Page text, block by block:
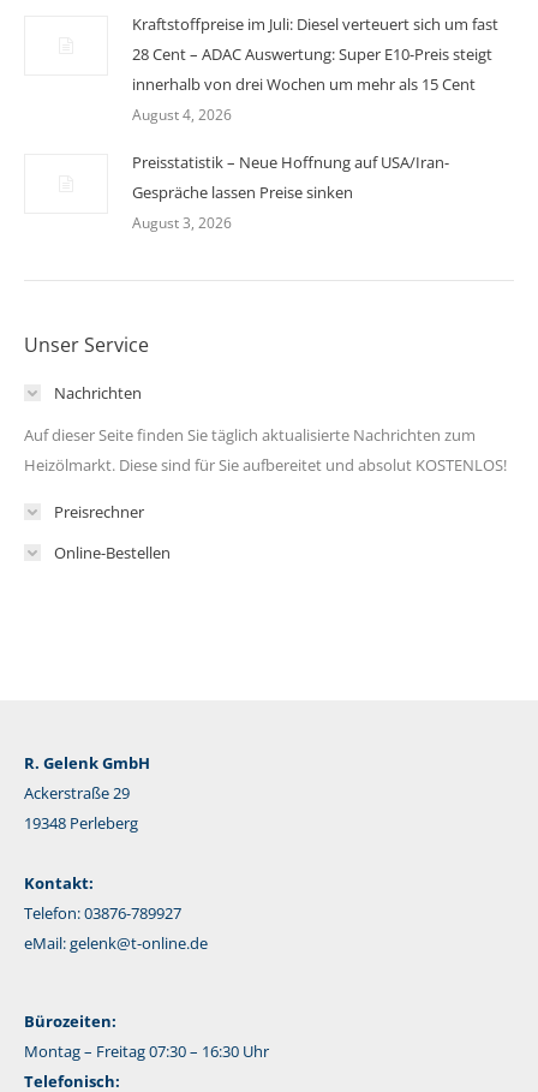
Kraftstoffpreise im Juli: Diesel verteuert sich um fast
28 Cent – ADAC Auswertung: Super E10-Preis steigt
innerhalb von drei Wochen um mehr als 15 Cent
August 4, 2026
Preisstatistik – Neue Hoffnung auf USA/Iran-
Gespräche lassen Preise sinken
August 3, 2026
Unser Service
Nachrichten
Auf dieser Seite finden Sie täglich aktualisierte Nachrichten zum
Heizölmarkt. Diese sind für Sie aufbereitet und absolut KOSTENLOS!
Preisrechner
Online-Bestellen
R. Gelenk GmbH
Ackerstraße 29
19348 Perleberg
Kontakt:
Telefon: 03876-789927
eMail:gelenk@t-online.de
Bürozeiten:
Montag – Freitag 07:30 – 16:30 Uhr
Telefonisch: